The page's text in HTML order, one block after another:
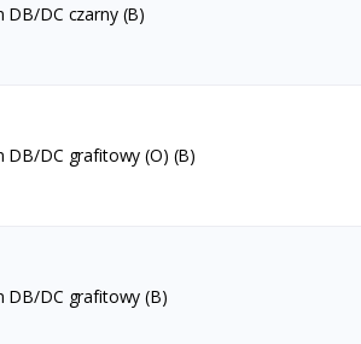
DB/DC czarny (B)
DB/DC grafitowy (O) (B)
DB/DC grafitowy (B)